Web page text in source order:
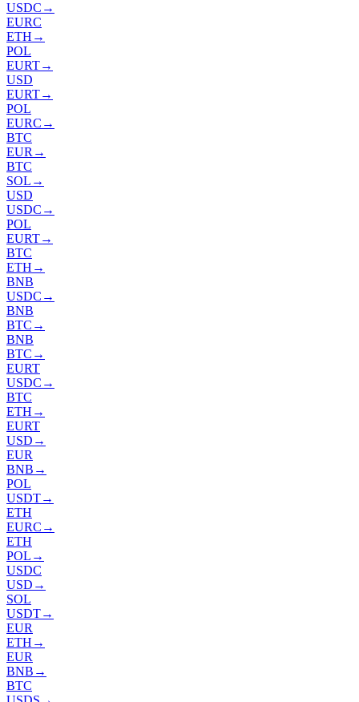
USDC →
EURC
ETH →
POL
EURT→
USD
EURT→
POL
EURC →
BTC
EUR →
BTC
SOL →
USD
USDC →
POL
EURT→
BTC
ETH →
BNB
USDC →
BNB
BTC →
BNB
BTC →
EURT
USDC →
BTC
ETH →
EURT
USD →
EUR
BNB →
POL
USDT→
ETH
EURC →
ETH
POL →
USDC
USD →
SOL
USDT→
EUR
ETH →
EUR
BNB →
BTC